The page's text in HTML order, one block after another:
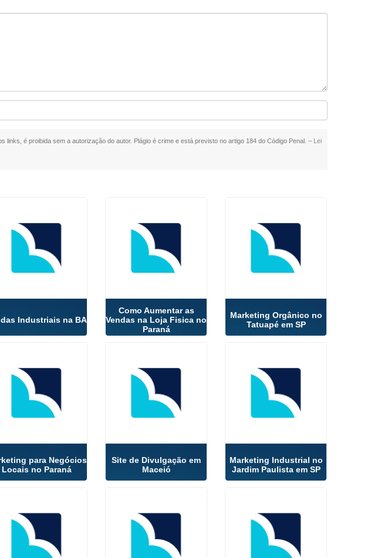
é proibida sem a autorização do autor. Plágio é crime e está previsto no artigo 184 do Código Penal. – Lei
Industriais na BA
Como Aumentar as
Vendas na Loja Fisica no
Paraná
Marketing Orgânico no
Tatuapé em SP
para Negócios
Locais no Paraná
Site de Divulgação em
Maceió
Marketing Industrial no
Jardim Paulista em SP